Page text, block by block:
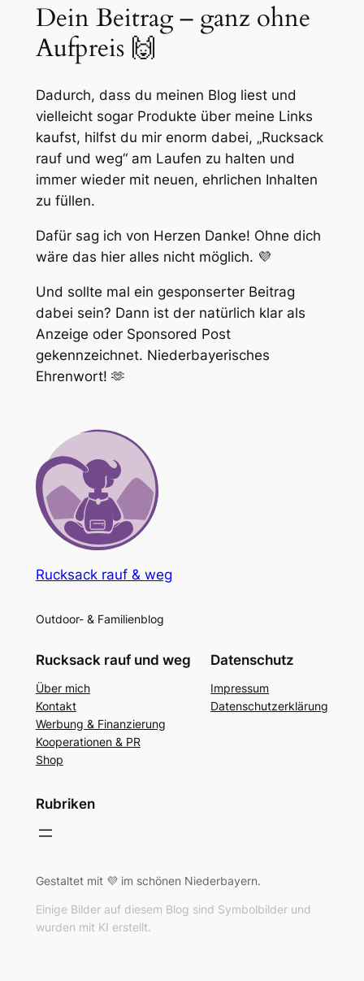
Dein Beitrag – ganz ohne
Aufpreis 🙌
Dadurch, dass du meinen Blog liest und
vielleicht sogar Produkte über meine Links
kaufst, hilfst du mir enorm dabei, „Rucksack
rauf und weg“ am Laufen zu halten und
immer wieder mit neuen, ehrlichen Inhalten
zu füllen.
Dafür sag ich von Herzen Danke! Ohne dich
wäre das hier alles nicht möglich. 💜
Und sollte mal ein gesponserter Beitrag
dabei sein? Dann ist der natürlich klar als
Anzeige oder Sponsored Post
gekennzeichnet. Niederbayerisches
Ehrenwort! 🫶
Rucksack rauf & weg
Outdoor- & Familienblog
Rucksack rauf und weg
Über mich
Kontakt
Werbung & Finanzierung
Kooperationen & PR
Shop
Datenschutz
Impressum
Datenschutzerklärung
Rubriken
Gestaltet mit 💜 im schönen Niederbayern.
Einige Bilder auf diesem Blog sind Symbolbilder und
wurden mit KI erstellt.